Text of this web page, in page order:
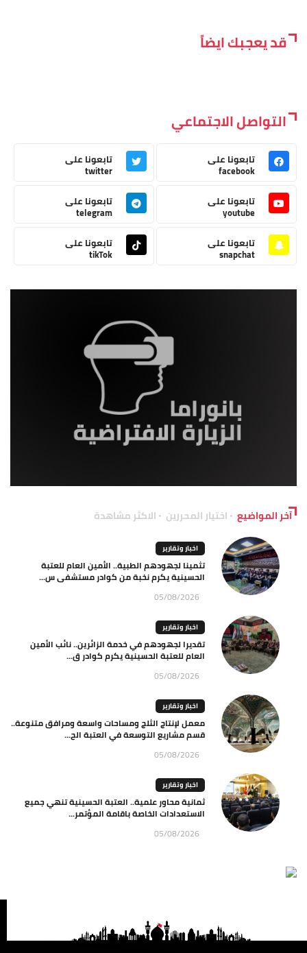
قد يعجبك ايضاً
التواصل الاجتماعي
تابعونا على
facebook
تابعونا على
twitter
تابعونا على
youtube
تابعونا على
telegram
تابعونا على
snapchat
تابعونا على
tikTok
آخر المواضيع اختيار المحررين الاكثر مشاهدة
اخبار وتقارير
تثمينا لجهودهم الطبية.. الأمين العام للعتبة
الحسينية يكرم نخبة من كوادر مستشفى س...
05/08/2026
اخبار وتقارير
تقديرا لجهودهم في خدمة الزائرين.. نائب الأمين
العام للعتبة الحسينية يكرم كوادر ق...
05/08/2026
اخبار وتقارير
معمل لإنتاج الثلج ومساحات واسعة ومرافق متنوعة..
قسم مشاريع التوسعة في العتبة الح...
05/08/2026
اخبار وتقارير
ثمانية محاور علمية.. العتبة الحسينية تنهي جميع
الاستعدادات الخاصة باقامة المؤتمر...
05/08/2026